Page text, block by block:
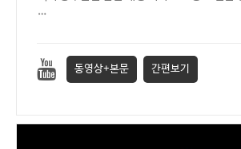
…
동영상+본문 간편보기